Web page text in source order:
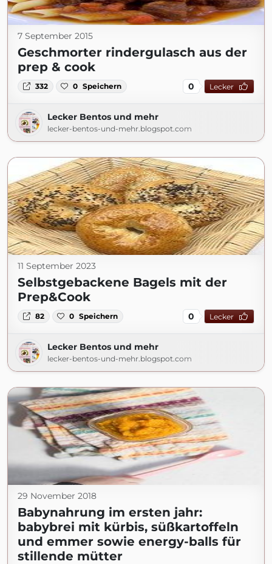
7 September 2015
Geschmorter rindergulasch aus der
prep & cook
332 0 Speichern 0 Lecker
Lecker Bentos und mehr
lecker-bentos-und-mehr.blogspot.com
11 September 2023
Selbstgebackene Bagels mit der
Prep&Cook
82 0 Speichern 0 Lecker
Lecker Bentos und mehr
lecker-bentos-und-mehr.blogspot.com
29 November 2018
Babynahrung im ersten jahr:
babybrei mit kürbis, süßkartoffeln
und emmer sowie energy-balls für
stillende mütter